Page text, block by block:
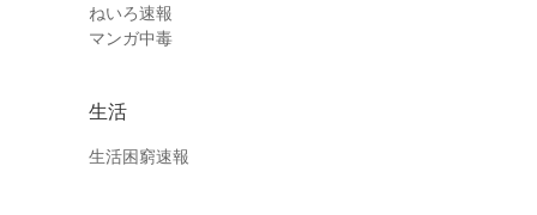
ねいろ速報
マンガ中毒
生活
生活困窮速報